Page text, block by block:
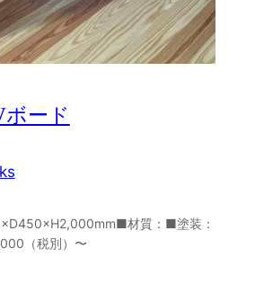
ード
材質：■塗装：
（税別）〜